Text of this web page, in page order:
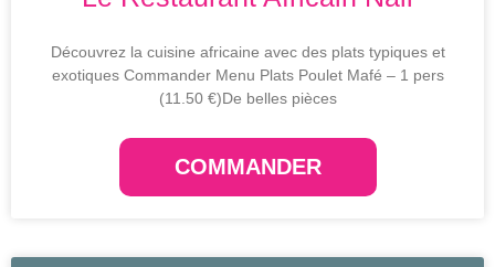
Découvrez la cuisine africaine avec des plats typiques et
exotiques Commander Menu Plats Poulet Mafé – 1 pers
(11.50 €)De belles pièces
COMMANDER